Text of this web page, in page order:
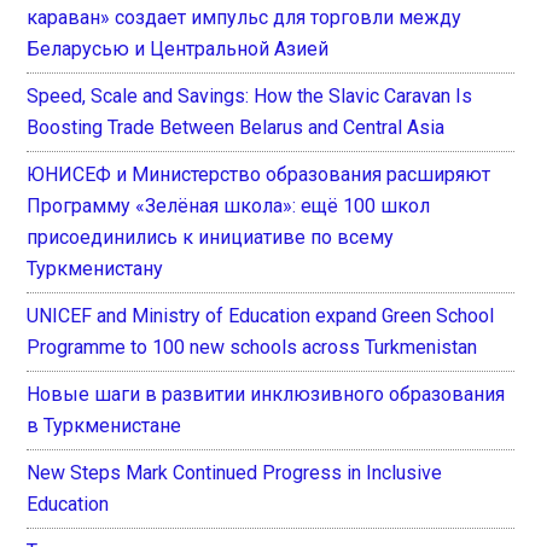
караван» создает импульс для торговли между
Беларусью и Центральной Азией
Speed, Scale and Savings: How the Slavic Caravan Is
Boosting Trade Between Belarus and Central Asia
ЮНИСЕФ и Министерство образования расширяют
Программу «Зелёная школа»: ещё 100 школ
присоединились к инициативе по всему
Туркменистану
UNICEF and Ministry of Education expand Green School
Programme to 100 new schools across Turkmenistan
Новые шаги в развитии инклюзивного образования
в Туркменистане
New Steps Mark Continued Progress in Inclusive
Education